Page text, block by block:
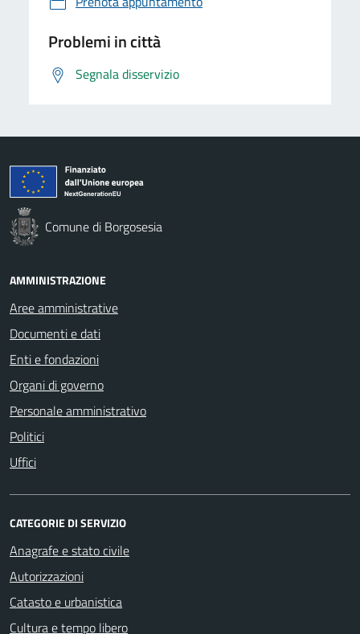
Problemi in città
Segnala disservizio
Comune di Borgosesia
AMMINISTRAZIONE
Aree amministrative
Documenti e dati
Enti e fondazioni
Organi di governo
Personale amministrativo
Politici
Uffici
CATEGORIE DI SERVIZIO
Anagrafe e stato civile
Autorizzazioni
Catasto e urbanistica
Cultura e tempo libero